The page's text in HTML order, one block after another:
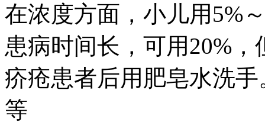
在浓度方面，小儿用5%
患病时间长，可用20%
疥疮患者后用肥皂水洗
等